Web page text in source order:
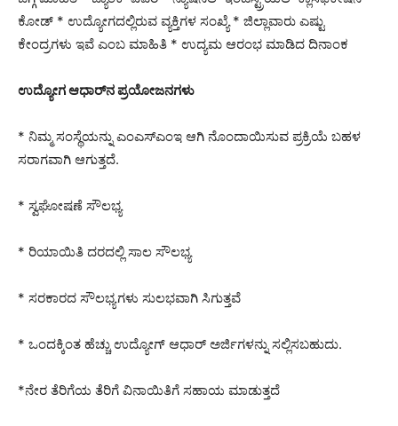
ಕೋಡ್ * ಉದ್ಯೋಗದಲ್ಲಿರುವ ವ್ಯಕ್ತಿಗಳ ಸಂಖ್ಯೆ * ಜಿಲ್ಲಾವಾರು ಎಷ್ಟು
ಕೇಂದ್ರಗಳು ಇವೆ ಎಂಬ ಮಾಹಿತಿ * ಉದ್ಯಮ ಆರಂಭ ಮಾಡಿದ ದಿನಾಂಕ
ಉದ್ಯೋಗ ಆಧಾರ್‌ನ ಪ್ರಯೋಜನಗಳು
* ನಿಮ್ಮ ಸಂಸ್ಥೆಯನ್ನು ಎಂಎಸ್‌ಎಂಇ ಆಗಿ ನೊಂದಾಯಿಸುವ ಪ್ರಕ್ರಿಯೆ ಬಹಳ
ಸರಾಗವಾಗಿ ಆಗುತ್ತದೆ.
* ಸ್ವಘೋಷಣೆ ಸೌಲಭ್ಯ
* ರಿಯಾಯಿತಿ ದರದಲ್ಲಿ ಸಾಲ ಸೌಲಭ್ಯ
* ಸರಕಾರದ ಸೌಲಭ್ಯಗಳು ಸುಲಭವಾಗಿ ಸಿಗುತ್ತವೆ
* ಒಂದಕ್ಕಿಂತ ಹೆಚ್ಚು ಉದ್ಯೋಗ್ ಆಧಾರ್ ಅರ್ಜಿಗಳನ್ನು ಸಲ್ಲಿಸಬಹುದು.
*ನೇರ ತೆರಿಗೆಯ ತೆರಿಗೆ ವಿನಾಯಿತಿಗೆ ಸಹಾಯ ಮಾಡುತ್ತದೆ